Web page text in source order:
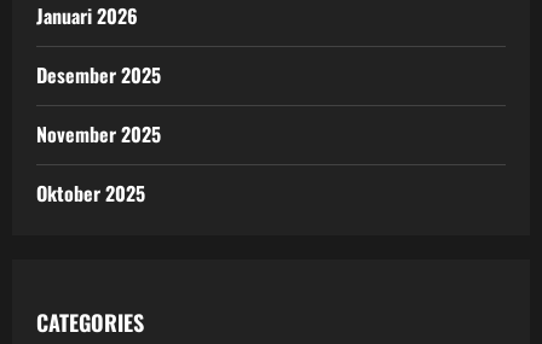
Januari 2026
Desember 2025
November 2025
Oktober 2025
CATEGORIES